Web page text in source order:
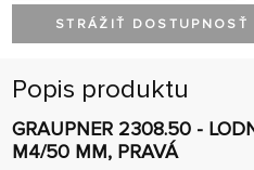
STRÁŽIŤ DOSTUPNOSŤ
Popis produktu
GRAUPNER 2308.50 -
M4/50 MM, PRAVÁ